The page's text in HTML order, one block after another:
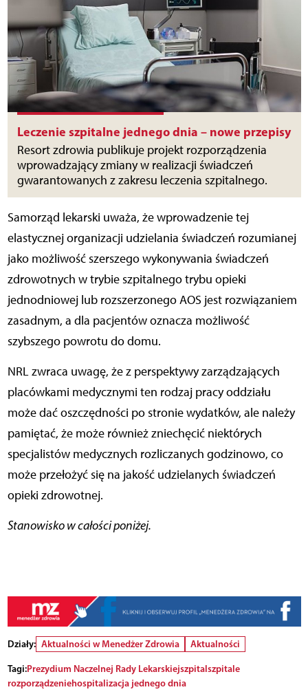
Leczenie szpitalne jednego dnia – nowe przepisy
Resort zdrowia publikuje projekt rozporządzenia
wprowadzający zmiany w realizacji świadczeń
gwarantowanych z zakresu leczenia szpitalnego.
Samorząd lekarski uważa, że wprowadzenie tej
elastycznej organizacji udzielania świadczeń rozumianej
jako możliwość szerszego wykonywania świadczeń
zdrowotnych w trybie szpitalnego trybu opieki
jednodniowej lub rozszerzonego AOS jest rozwiązaniem
zasadnym, a dla pacjentów oznacza możliwość
szybszego powrotu do domu.
NRL zwraca uwagę, że z perspektywy zarządzających
placówkami medycznymi ten rodzaj pracy oddziału
może dać oszczędności po stronie wydatków, ale należy
pamiętać, że może również zniechęcić niektórych
specjalistów medycznych rozliczanych godzinowo, co
może przełożyć się na jakość udzielanych świadczeń
opieki zdrowotnej.
Stanowisko w całości poniżej.
Działy: Aktualności w Menedżer Zdrowia
Aktualności
Tagi:Prezydium Naczelnej Rady Lekarskiejszpitalszpitale
rozporządzeniehospitalizacja jednego dnia